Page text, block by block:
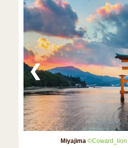
Miyajima ©Coward_lion
❮